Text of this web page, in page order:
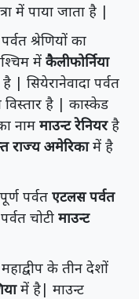
में पाया जाता है |
श्रेणियों का
में कैलीफोर्निया
| सियेरानेवादा पर्वत
है | कास्केड
नाम माउन्ट रेनियरहै
राज्य अमेरिकामें है
पर्वत एटलस पर्वत
चोटी माउन्ट
के तीन देशों
में है| माउन्ट